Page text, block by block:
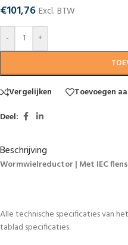
€101,76 Excl. BTW
-
+
Vergelijken
Toevoegen
Deel:
Beschrijving
Wormwielreductor | Met IEC
Alle technische specificaties van
tablad specificaties.